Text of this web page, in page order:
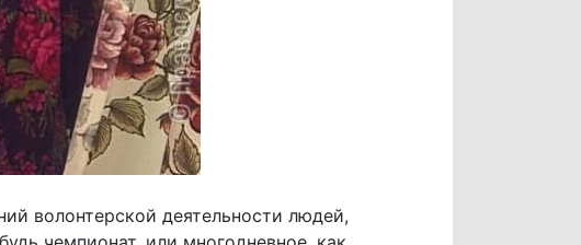
волонтерской деятельности людей,